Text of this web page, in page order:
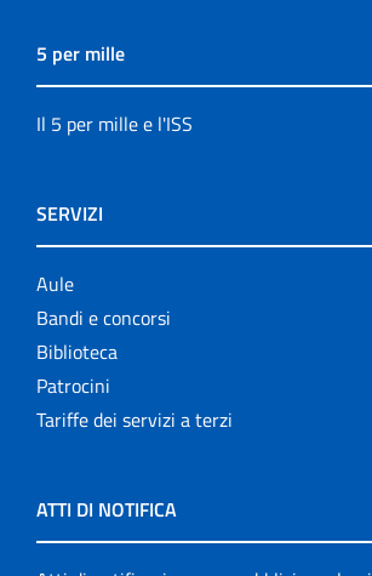
5 per mille
Il 5 per mille e l'ISS
SERVIZI
Aule
Bandi e concorsi
Biblioteca
Patrocini
Tariffe dei servizi a terzi
ATTI DI NOTIFICA